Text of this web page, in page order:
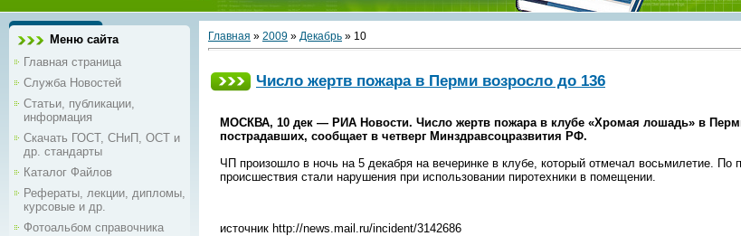
Меню сайта
Главная страница
Служба Новостей
Статьи, публикации,
информация
Скачать ГОСТ, СНиП, ОСТ и
др. стандарты
Каталог Файлов
Рефераты, лекции, дипломы,
курсовые и др.
Фотоальбом справочника
Главная » 2009 » Декабрь » 10
Число жертв пожара в Перми возросло до 136
МОСКВА, 10 дек — РИА Новости. Число жертв пожара в клубе «Хромая лошадь» в
пострадавших, сообщает в четверг Минздравсоцразвития РФ.
ЧП произошло в ночь на 5 декабря на вечеринке в клубе, который отмечал восьмилетие.
происшествия стали нарушения при использовании пиротехники в помещении.
источник http://news.mail.ru/incident/3142686